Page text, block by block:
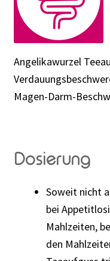
Angelikawurzel
Magen-Darm-
Dosierung
Soweit nicht
bei
Mahlzeiten,
den